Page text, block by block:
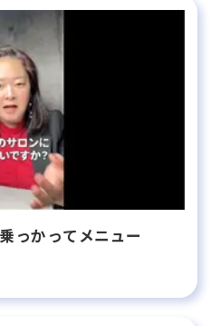
っかってメニュー